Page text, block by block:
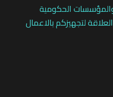
الحكومية
لتجهيزكم بالاعمال